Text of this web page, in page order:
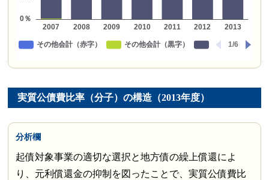
実質公債費比率（分子）の構造（2013年度）
分析欄
起債対象事業の適切な選択と地方債の繰上償還によ
り、元利償還金の抑制を図ったことで、実質公債費比